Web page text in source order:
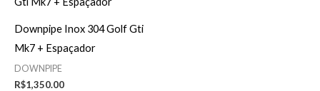
Downpipe Inox 304 Golf Gti
Mk7 + Espaçador
DOWNPIPE
R$1,350.00